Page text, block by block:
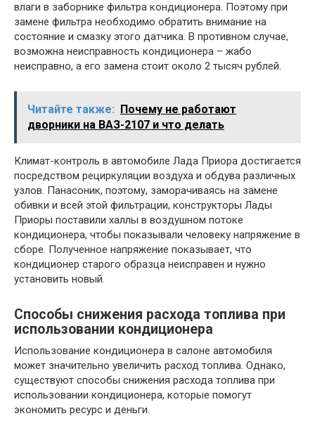
влаги в заборнике фильтра кондиционера. Поэтому при
замене фильтра необходимо обратить внимание на
состояние и смазку этого датчика. В противном случае,
возможна неисправность кондиционера – жабо
неисправно, а его замена стоит около 2 тысяч рублей.
Читайте также: Почему не работают
дворники на ВАЗ-2107 и что делать
Климат-контроль в автомобиле Лада Приора достигается
посредством рециркуляции воздуха и обдува различных
узлов. Панасоник, поэтому, заморачиваясь на замене
обивки и всей этой фильтрации, конструкторы Лады
Приоры поставили халлы в воздушном потоке
кондиционера, чтобы показывали человеку напряжение в
сборе. Полученное напряжение показывает, что
кондиционер старого образца неисправен и нужно
установить новый.
Способы снижения расхода топлива при
использовании кондиционера
Использование кондиционера в салоне автомобиля
может значительно увеличить расход топлива. Однако,
существуют способы снижения расхода топлива при
использовании кондиционера, которые помогут
экономить ресурс и деньги.